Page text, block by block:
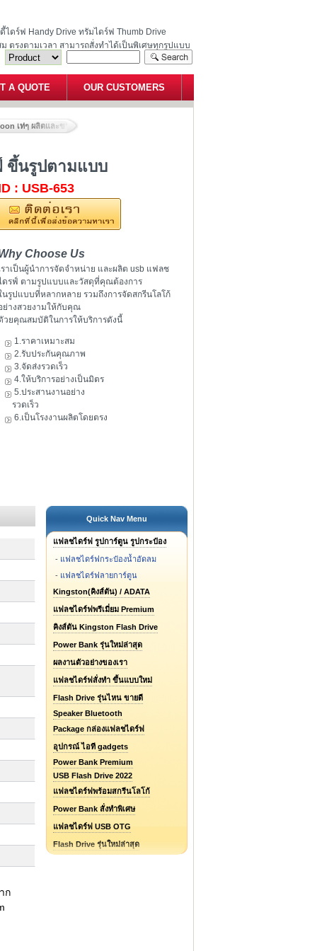
ดร์ฟ Handy Drive ทรัมไดร์ฟ Thumb Drive
ตรงตามเวลา สามารถสั่งทำได้เป็นพิเศษทุกรูปแบบ
A QUOTE OUR CUSTOMERS
เท่ๆ ผลิตและขายส่ง แฟลชไดรฟ์ ขึ้นรูปตามแบบ
ขึ้นรูปตามแบบ
: USB-653
Choose Us
ราเป็นผู้นำการจัดจำหน่าย และผลิต usb แฟลช
ดรฟ์ ตามรูปแบบและวัสดุที่คุณต้องการ
นรูปแบบที่หลากหลาย รวมถึงการจัดสกรีนโลโก้
ย่างสวยงามให้กับคุณ
วยคุณสมบัติในการให้บริการดังนี้
1.ราคาเหมาะสม
2.รับประกันคุณภาพ
3.จัดส่งรวดเร็ว
4.ให้บริการอย่างเป็นมิตร
5.ประสานงานอย่าง
รวดเร็ว
6.เป็นโรงงานผลิตโดยตรง
ก
Quick Nav Menu
แฟลชไดร์ฟ รูปการ์ตูน รูปกระป๋อง
- แฟลชไดร์ฟกระป๋องน้ำอัดลม
- แฟลชไดร์ฟลายการ์ตูน
Kingston(คิงส์ตัน) / ADATA
แฟลชไดร์ฟพรีเมี่ยม Premium
คิงส์ตัน Kingston Flash Drive
Power Bank รุ่นใหม่ล่าสุด
ผลงานตัวอย่างของเรา
แฟลชไดร์ฟสั่งทำ ขึ้นแบบใหม่
Flash Drive รุ่นไหน ขายดี
Speaker Bluetooth
Package กล่องแฟลชไดร์ฟ
อุปกรณ์ ไอที gadgets
Power Bank Premium
USB Flash Drive 2022
แฟลชไดร์ฟพร้อมสกรีนโลโก้
Power Bank สั่งทำพิเศษ
แฟลชไดร์ฟ USB OTG
Flash Drive รุ่นใหม่ล่าสุด